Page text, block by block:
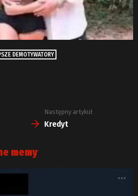
DEMOTYWATORY
Następny artykuł
Kredyt
memy